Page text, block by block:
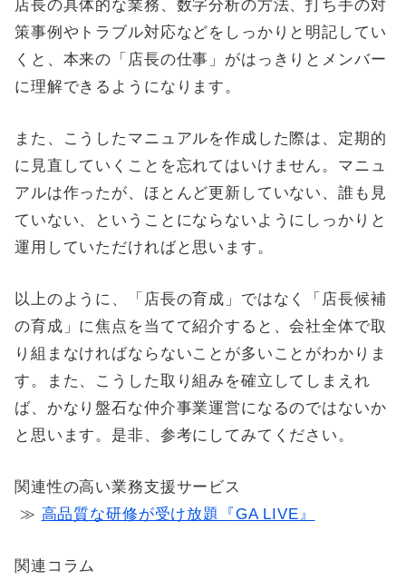
店長の具体的な業務、数字分析の方法、打ち手の対
策事例やトラブル対応などをしっかりと明記してい
くと、本来の「店長の仕事」がはっきりとメンバー
に理解できるようになります。
また、こうしたマニュアルを作成した際は、定期的
に見直していくことを忘れてはいけません。マニュ
アルは作ったが、ほとんど更新していない、誰も見
ていない、ということにならないようにしっかりと
運用していただければと思います。
以上のように、「店長の育成」ではなく「店長候補
の育成」に焦点を当てて紹介すると、会社全体で取
り組まなければならないことが多いことがわかりま
す。また、こうした取り組みを確立してしまえれ
ば、かなり盤石な仲介事業運営になるのではないか
と思います。是非、参考にしてみてください。
関連性の高い業務支援サービス
≫ 高品質な研修が受け放題『GA LIVE』
関連コラム